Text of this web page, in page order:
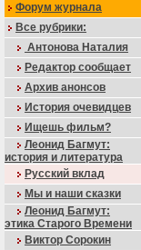
Форум журнала
Все рубрики:
Антонова Наталия
Редактор сообщает
Архив анонсов
История очевидцев
Ищешь фильм?
Леонид Багмут:
история и литература
Русский вклад
Мы и наши сказки
Леонид Багмут:
этика Старого Времени
Виктор Сорокин